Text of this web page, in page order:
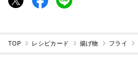
TOP レシピカード 揚げ物 フライ